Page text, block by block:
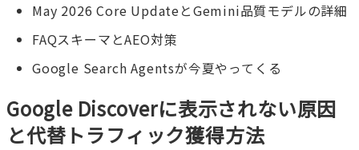
May 2026 Core UpdateとGemini品質モデルの詳細
FAQスキーマとAEO対策
Google Search Agentsが今夏やってくる
Google Discoverに表示されない原因
と代替トラフィック獲得方法